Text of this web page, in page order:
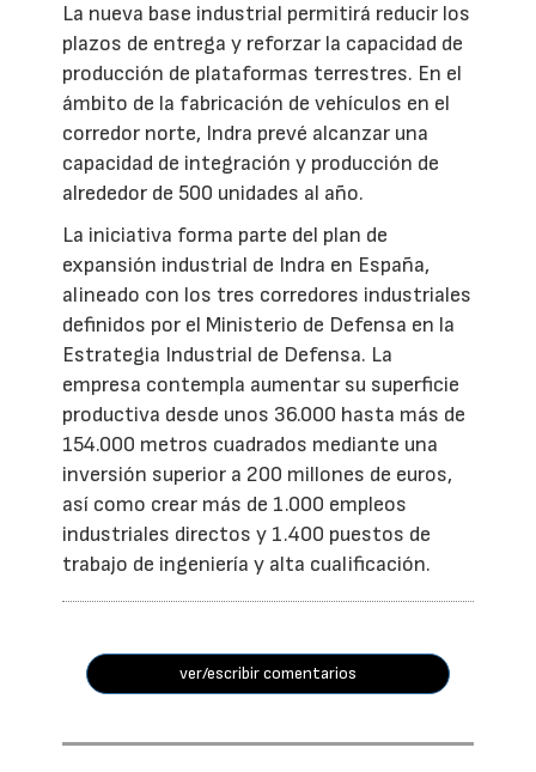
La nueva base industrial permitirá reducir los
plazos de entrega y reforzar la capacidad de
producción de plataformas terrestres. En el
ámbito de la fabricación de vehículos en el
corredor norte, Indra prevé alcanzar una
capacidad de integración y producción de
alrededor de 500 unidades al año.
La iniciativa forma parte del plan de
expansión industrial de Indra en España,
alineado con los tres corredores industriales
definidos por el Ministerio de Defensa en la
Estrategia Industrial de Defensa. La
empresa contempla aumentar su superficie
productiva desde unos 36.000 hasta más de
154.000 metros cuadrados mediante una
inversión superior a 200 millones de euros,
así como crear más de 1.000 empleos
industriales directos y 1.400 puestos de
trabajo de ingeniería y alta cualificación.
ver/escribir comentarios